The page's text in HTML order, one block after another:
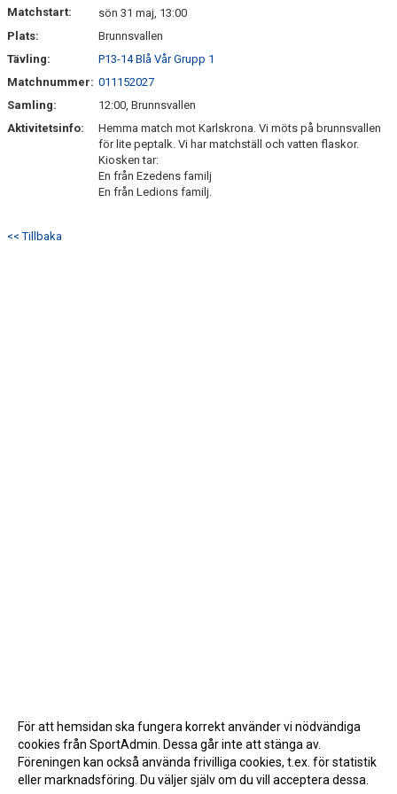
MATCHER
DOKUMENT
Matchstart:
sön 31 maj, 13:00
Plats:
Brunnsvallen
Tävling:
P13-14 Blå Vår Grupp 1
Matchnummer: 011152027
Samling:
12:00, Brunnsvallen
Aktivitetsinfo:
Hemma match mot Karlskrona. Vi möts på brunnsvallen
för lite peptalk. Vi har matchställ och vatten flaskor.
Kiosken tar:
En från Ezedens familj
En från Ledions familj.
<< Tillbaka
För att hemsidan ska fungera korrekt använder vi nödvändiga
cookies från SportAdmin. Dessa går inte att stänga av.
Föreningen kan också använda frivilliga cookies, t.ex. för statistik
eller marknadsföring. Du väljer själv om du vill acceptera dessa.